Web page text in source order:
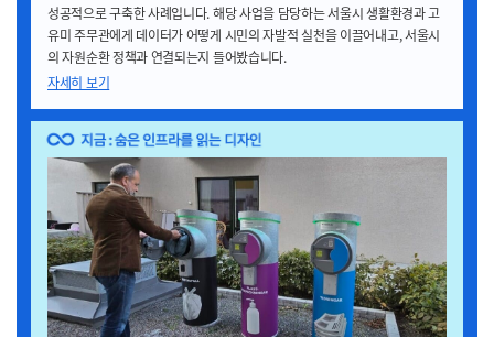
성공적으로 구축한 사례입니다. 해당 사업을 담당하는 서울시 생활환경과 고
유미 주무관에게 데이터가 어떻게 시민의 자발적 실천을 이끌어내고, 서울시
의 자원순환 정책과 연결되는지 들어봤습니다.
자세히 보기